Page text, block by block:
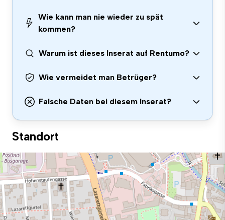
Wie kann man nie wieder zu spät
kommen?
Warum ist dieses Inserat auf Rentumo?
Wie vermeidet man Betrüger?
Falsche Daten bei diesem Inserat?
Standort